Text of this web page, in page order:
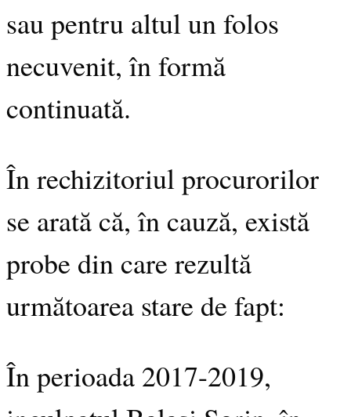
sau pentru altul un folos
necuvenit, în formă
continuată.
În rechizitoriul procurorilor
se arată că, în cauză, există
probe din care rezultă
următoarea stare de fapt:
În perioada 2017-2019,